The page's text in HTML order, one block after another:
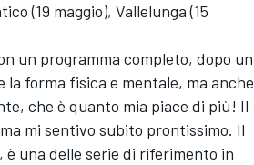
(19 maggio), Vallelunga (15
un programma completo, dopo un
forma fisica e mentale, ma anche
che è quanto mia piace di più! Il
mi sentivo subito prontissimo. Il
è una delle serie di riferimento in